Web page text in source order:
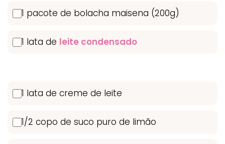
1 pacote de bolacha maisena (200g)
1 lata de leite condensado
1 lata de creme de leite
1/2 copo de suco puro de limão